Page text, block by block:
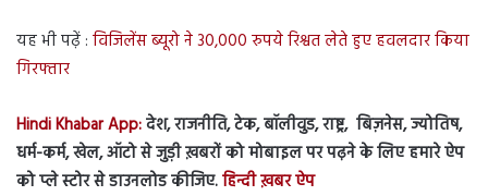
यह भी पढ़ें : विजिलेंस ब्यूरो ने 30,000 रुपये रिश्वत लेते हुए हवलदार किया
गिरफ्तार
Hindi Khabar App:देश, राजनीति, टेक, बॉलीवुड, राष्ट्र, बिज़नेस, ज्योतिष,
धर्म-कर्म, खेल, ऑटो से जुड़ी ख़बरों को मोबाइल पर पढ़ने के लिए हमारे ऐप
को प्ले स्टोर से डाउनलोड कीजिए.हिन्दी ख़बर ऐप